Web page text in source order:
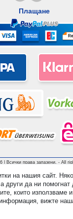
Плащане
| Всички права запазени. - All
contract here
на нашия сайт.
други да ни помогнат
които използваме
вижте